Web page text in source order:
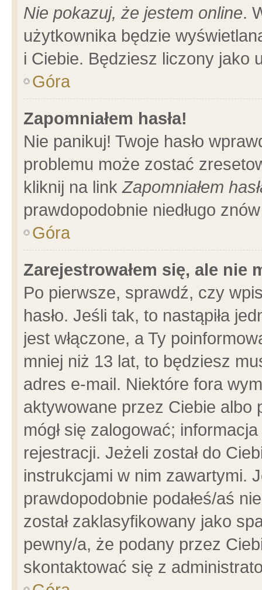
Nie pokazuj, że jestem online.
użytkownika będzie
i Ciebie. Będziesz liczony jako
Góra
Zapomniałem hasła!
Nie panikuj! Twoje hasło
problemu może zostać
kliknij na linkZapomniałem
prawdopodobnie niedługo
Góra
Zarejestrowałem się, ale nie
Po pierwsze, sprawdź, czy
hasło. Jeśli tak, to nastąpiła
jest włączone, a Ty
mniej niż 13 lat, to będziesz
adres e-mail. Niektóre fora
aktywowane przez Ciebie albo
mógł się zalogować;
rejestracji. Jeżeli został do
instrukcjami w nim zawartymi.
prawdopodobnie podałeś/aś
został zaklasyfikowany jako
pewny/a, że podany przez
skontaktować się z